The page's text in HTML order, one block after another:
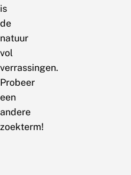
is
de
natuur
vol
verrassingen.
Probeer
een
andere
zoekterm!